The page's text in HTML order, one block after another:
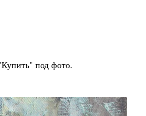
под фото.